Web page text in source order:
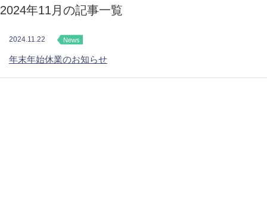
2024年11月の記事一覧
2024.11.22 News
年末年始休業のお知らせ